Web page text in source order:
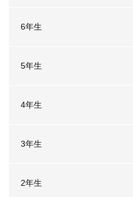
6年生
5年生
4年生
3年生
2年生